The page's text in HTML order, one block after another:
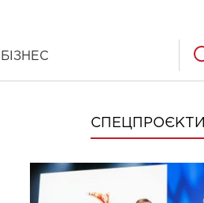
БІЗНЕС
СПЕЦПРОЄКТИ